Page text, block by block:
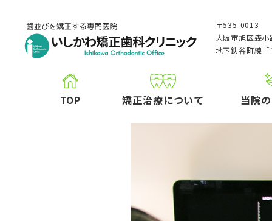
〒535-0013
大阪市旭区森
地下鉄谷町線
TOP 矯正治療について 当院